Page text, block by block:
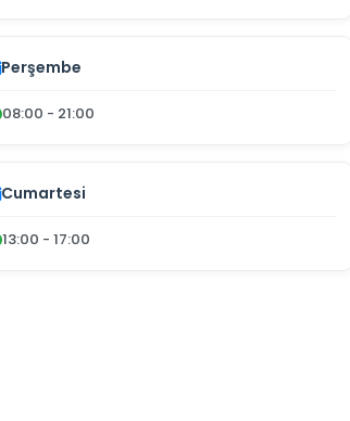
Perşembe
08:00 - 21:00
Cumartesi
13:00 - 17:00